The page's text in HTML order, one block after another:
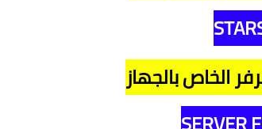
الخاص بالجهاز